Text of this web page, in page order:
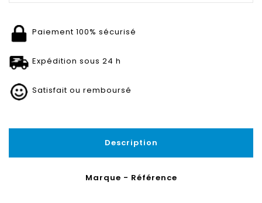
Paiement 100% sécurisé
Expédition sous 24 h
Satisfait ou remboursé
Description
Marque - Référence